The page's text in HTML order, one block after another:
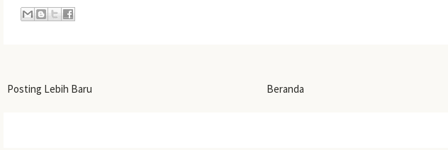
Posting Lebih Baru Beranda